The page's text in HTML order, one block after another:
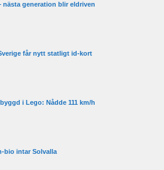
nästa generation blir eldriven
får nytt statligt id-kort
i Lego: Nådde 111 km/h
bio intar Solvalla